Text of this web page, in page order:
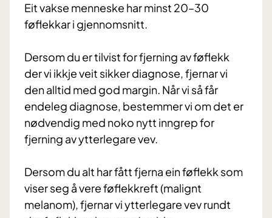
Eit vakse menneske har minst 20–30
føflekkar i gjennomsnitt.
Dersom du er tilvist for fjerning av føflekk
der vi ikkje veit sikker diagnose, fjernar vi
den alltid med god margin. Når vi så får
endeleg diagnose, bestemmer vi om det er
nødvendig med noko nytt inngrep for
fjerning av ytterlegare vev.
Dersom du alt har fått fjerna ein føflekk som
viser seg å vere føflekkreft (malignt
melanom), fjernar vi ytterlegare vev rundt